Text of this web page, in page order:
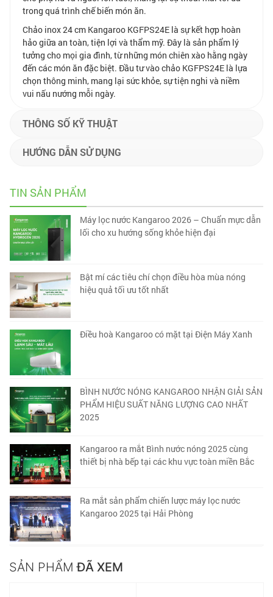
trong quá trình chế biến món ăn.
Chảo inox 24 cm Kangaroo KGFPS24E là sự kết hợp hoàn
hảo giữa an toàn, tiện lợi và thẩm mỹ. Đây là sản phẩm lý
tưởng cho mọi gia đình, từ những món chiên xào hằng ngày
đến các món ăn đặc biệt. Đầu tư vào chảo KGFPS24E là lựa
chọn thông minh, mang lại sức khỏe, sự tiện nghi và niềm
vui nấu nướng mỗi ngày.
THÔNG SỐ KỸ THUẬT
HƯỚNG DẪN SỬ DỤNG
TIN SẢN PHẨM
Máy lọc nước Kangaroo 2026 – Chuẩn mực dẫn
lối cho xu hướng sống khỏe hiện đại
Bật mí các tiêu chí chọn điều hòa mùa nóng
hiệu quả tối ưu tốt nhất
Điều hoà Kangaroo có mặt tại Điện Máy Xanh
BÌNH NƯỚC NÓNG KANGAROO NHẬN GIẢI SẢN
PHẨM HIỆU SUẤT NĂNG LƯỢNG CAO NHẤT
2025
Kangaroo ra mắt Bình nước nóng 2025 cùng
thiết bị nhà bếp tại các khu vực toàn miền Bắc
Ra mắt sản phẩm chiến lược máy lọc nước
Kangaroo 2025 tại Hải Phòng
SẢN PHẨM ĐÃ XEM